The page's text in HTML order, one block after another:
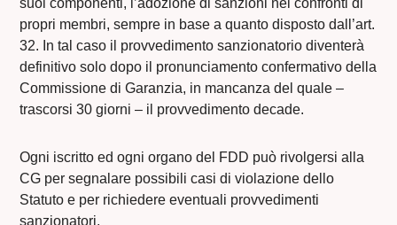
suoi componenti, l’adozione di sanzioni nei confronti di
propri membri, sempre in base a quanto disposto dall’art.
32. In tal caso il provvedimento sanzionatorio diventerà
definitivo solo dopo il pronunciamento confermativo della
Commissione di Garanzia, in mancanza del quale –
trascorsi 30 giorni – il provvedimento decade.
Ogni iscritto ed ogni organo del FDD può rivolgersi alla
CG per segnalare possibili casi di violazione dello
Statuto e per richiedere eventuali provvedimenti
sanzionatori.